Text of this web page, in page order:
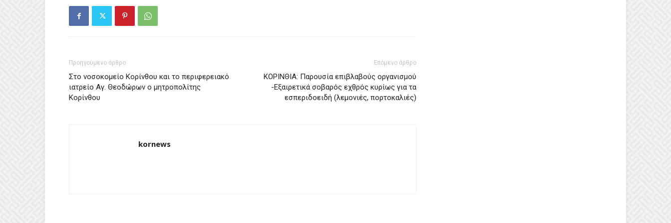
Προηγούμενο άρθρο
Στο νοσοκομείο Κορίνθου και το περιφερειακό
ιατρείο Αγ. Θεοδώρων ο μητροπολίτης
Κορίνθου
Επόμενο άρθρο
ΚΟΡΙΝΘΙΑ: Παρουσία επιβλαβούς οργανισμού
-Εξαιρετικά σοβαρός εχθρός κυρίως για τα
εσπεριδοειδή (λεμονιές, πορτοκαλιές)
kornews